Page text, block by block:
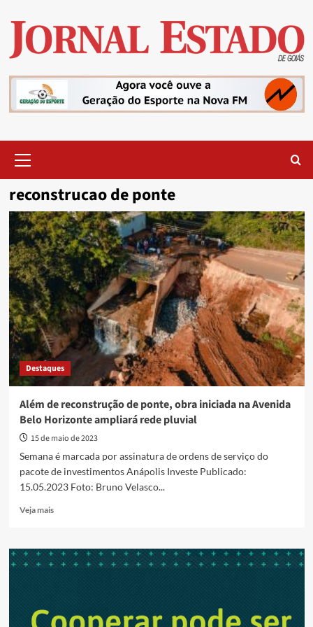
content
Menu
reconstrucao de ponte
Destaques
Além de reconstrução de ponte, obra iniciada na Avenida
Belo Horizonte ampliará rede pluvial
15 de maio de 2023
Semana é marcada por assinatura de ordens de serviço do
pacote de investimentos Anápolis Investe Publicado:
15.05.2023 Foto: Bruno Velasco...
Veja maisRead
Além
obra